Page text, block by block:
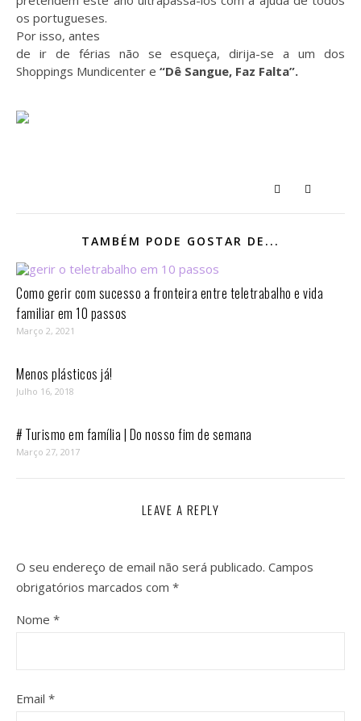
os portugueses.
Por isso, antes
de ir de férias não se esqueça, dirija-se a um dos
Shoppings Mundicenter e “Dê Sangue, Faz Falta”.
TAMBÉM PODE GOSTAR DE...
Como gerir com sucesso a fronteira entre teletrabalho e vida
familiar em 10 passos⁣
Março 2, 2021
Menos plásticos já!
Julho 16, 2018
# Turismo em família | Do nosso fim de semana
Março 27, 2017
LEAVE A REPLY
O seu endereço de email não será publicado. Campos
obrigatórios marcados com *
Nome *
Email *